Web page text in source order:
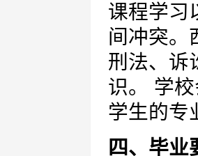
课程学习
间冲突。
刑法、诉
识。 学
学生的专
四、毕业